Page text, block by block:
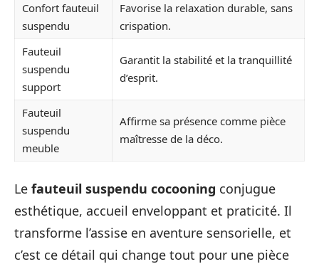
Confort fauteuil
suspendu
Favorise la relaxation durable, sans
crispation.
Fauteuil
suspendu
support
Garantit la stabilité et la tranquillité
d’esprit.
Fauteuil
suspendu
meuble
Affirme sa présence comme pièce
maîtresse de la déco.
Le fauteuil suspendu cocooning conjugue
esthétique, accueil enveloppant et praticité. Il
transforme l’assise en aventure sensorielle, et
c’est ce détail qui change tout pour une pièce